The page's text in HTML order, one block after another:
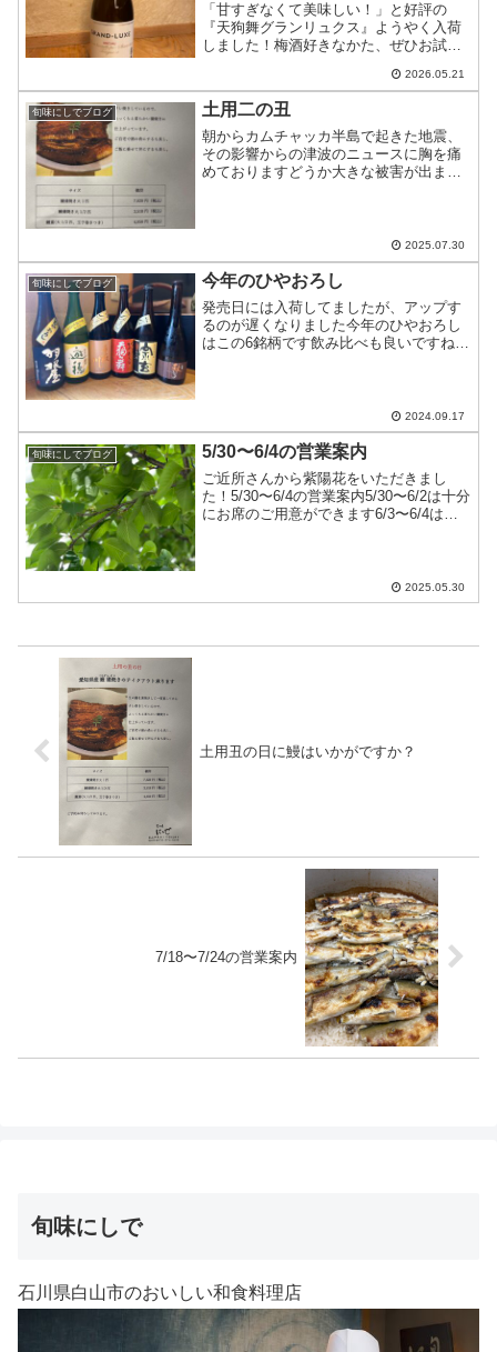
「甘すぎなくて美味しい！」と好評の
『天狗舞グランリュクス』ようやく入荷
しました！梅酒好きなかた、ぜひお試し
2026.05.21
旬味にしでブログ 土用二の丑
朝からカムチャッカ半島で起きた地震、
その影響からの津波のニュースに胸を痛
めておりますどうか大きな被害が出ませ
2025.07.30
旬味にしでブログ 今年のひやおろし
発売日には入荷してましたが、アップす
るのが遅くなりました今年のひやおろし
はこの6銘柄です飲み比べも良いですねあ
2024.09.17
旬味にしでブログ 5/30〜6/4の営業案内
ご近所さんから紫陽花をいただきまし
た！5/30〜6/4の営業案内5/30〜6/2は十分
にお席のご用意ができます6/3〜6/4はお
2025.05.30
土用丑の日に鰻はいかがですか？
7/18〜7/24の営業案内
旬味にしで
石川県白山市のおいしい和食料理店